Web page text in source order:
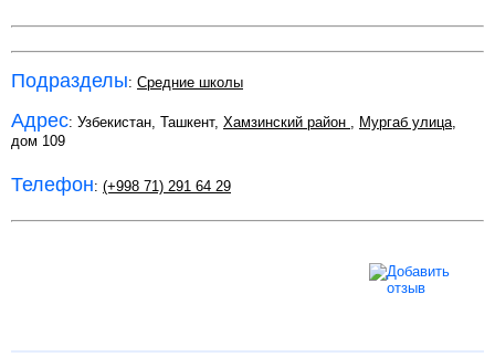
Подразделы: Средние школы
Адрес: Узбекистан, Ташкент, Хамзинский район , Мургаб улица,
дом 109
Телефон: (+998 71) 291 64 29